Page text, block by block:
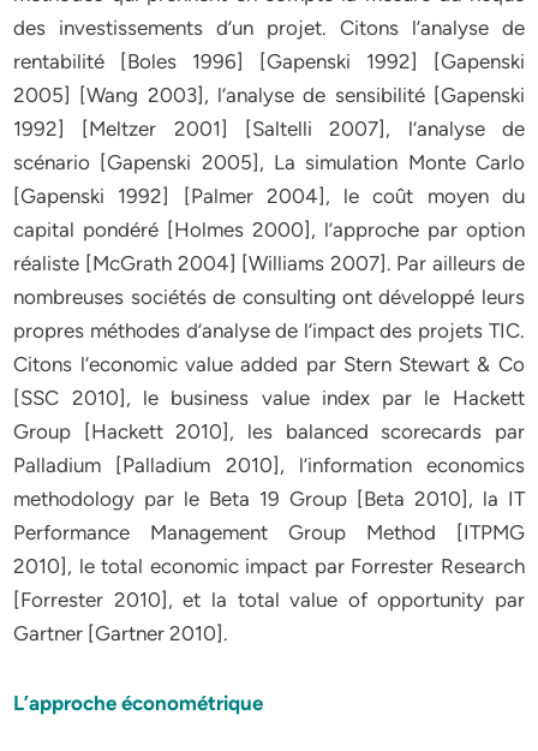
des investissements d’un projet. Citons l’analyse de
rentabilité [Boles 1996] [Gapenski 1992] [Gapenski
2005] [Wang 2003], l’analyse de sensibilité [Gapenski
1992] [Meltzer 2001] [Saltelli 2007], l’analyse de
scénario [Gapenski 2005], La simulation Monte Carlo
[Gapenski 1992] [Palmer 2004], le coût moyen du
capital pondéré [Holmes 2000], l’approche par option
réaliste [McGrath 2004] [Williams 2007]. Par ailleurs de
nombreuses sociétés de consulting ont développé leurs
propres méthodes d’analyse de l’impact des projets TIC.
Citons l’economic value added par Stern Stewart & Co
[SSC 2010], le business value index par le Hackett
Group [Hackett 2010], les balanced scorecards par
Palladium [Palladium 2010], l’information economics
methodology par le Beta 19 Group [Beta 2010], la IT
Performance Management Group Method [ITPMG
2010], le total economic impact par Forrester Research
[Forrester 2010], et la total value of opportunity par
Gartner [Gartner 2010].
L’approche économétrique